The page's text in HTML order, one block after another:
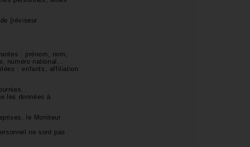
[réviseur
: prénom, nom,
numéro national…
: enfants, affiliation
les données à
le Moniteur
ne sont pas